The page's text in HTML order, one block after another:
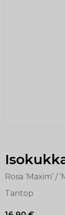
Rosa ‘Maxim’ /
Tantop